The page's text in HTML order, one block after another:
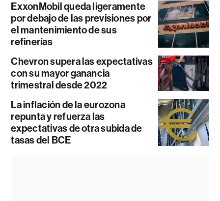
ExxonMobil queda ligeramente
por debajo de las previsiones por
el mantenimiento de sus
refinerías
Chevron supera las expectativas
con su mayor ganancia
trimestral desde 2022
La inflación de la eurozona
repunta y refuerza las
expectativas de otra subida de
tasas del BCE